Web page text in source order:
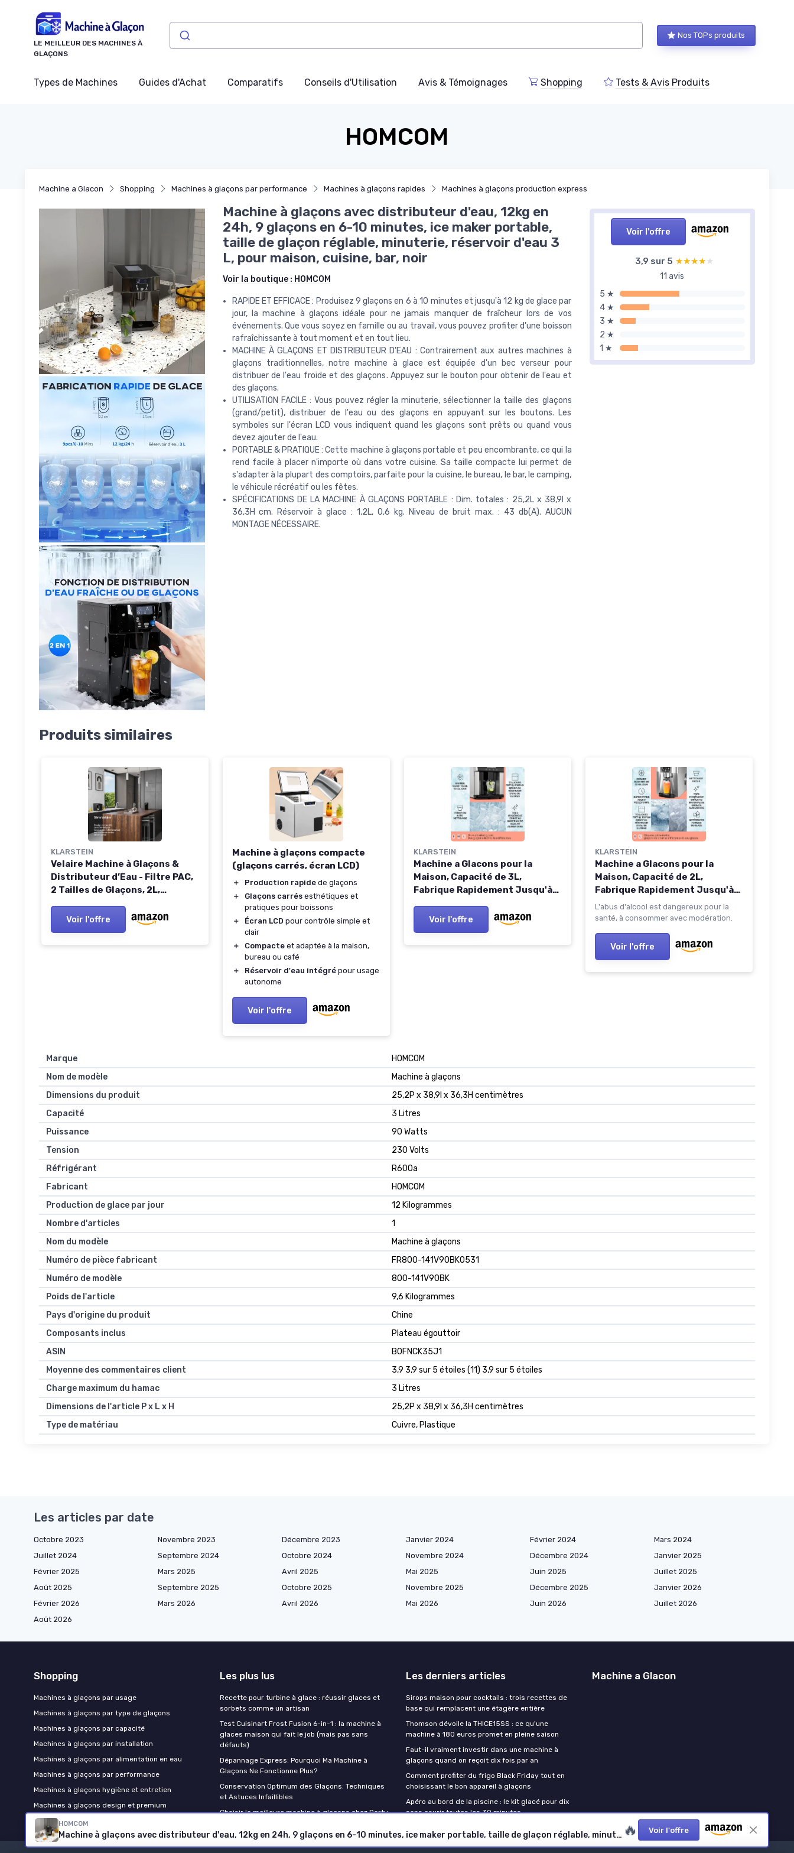
LE MEILLEUR DES MACHINES À
GLAÇONS
Nos TOPs produits
Types de Machines Guides d'Achat Comparatifs Conseils d'Utilisation Avis & Témoignages Shopping Tests & Avis Produits
HOMCOM
Machine a Glacon Shopping Machines à glaçons par performance Machines à glaçons rapides Machines à glaçons production express
Voir l'offre
3,9 sur 5 ★★★★★
★★★★★
11 avis
5 ★
4 ★
3 ★
2 ★
1 ★
Machine à glaçons avec distributeur d'eau, 12kg en
24h, 9 glaçons en 6-10 minutes, ice maker portable,
taille de glaçon réglable, minuterie, réservoir d'eau 3
L, pour maison, cuisine, bar, noir
Voir la boutique : HOMCOM
RAPIDE ET EFFICACE : Produisez 9 glaçons en 6 à 10 minutes et jusqu'à 12 kg de glace par
jour, la machine à glaçons idéale pour ne jamais manquer de fraîcheur lors de vos
événements. Que vous soyez en famille ou au travail, vous pouvez profiter d'une boisson
rafraîchissante à tout moment et en tout lieu.
MACHINE À GLAÇONS ET DISTRIBUTEUR D'EAU : Contrairement aux autres machines à
glaçons traditionnelles, notre machine à glace est équipée d'un bec verseur pour
distribuer de l'eau froide et des glaçons. Appuyez sur le bouton pour obtenir de l'eau et
des glaçons.
UTILISATION FACILE : Vous pouvez régler la minuterie, sélectionner la taille des glaçons
(grand/petit), distribuer de l'eau ou des glaçons en appuyant sur les boutons. Les
symboles sur l'écran LCD vous indiquent quand les glaçons sont prêts ou quand vous
devez ajouter de l'eau.
PORTABLE & PRATIQUE : Cette machine à glaçons portable et peu encombrante, ce qui la
rend facile à placer n'importe où dans votre cuisine. Sa taille compacte lui permet de
s'adapter à la plupart des comptoirs, parfaite pour la cuisine, le bureau, le bar, le camping,
le véhicule récréatif ou les fêtes.
SPÉCIFICATIONS DE LA MACHINE À GLAÇONS PORTABLE : Dim. totales : 25,2L x 38,9l x
36,3H cm. Réservoir à glace : 1,2L, 0,6 kg. Niveau de bruit max. : 43 db(A). AUCUN
MONTAGE NÉCESSAIRE.
Produits similaires
KLARSTEIN
Velaire Machine à Glaçons &
Distributeur d’Eau - Filtre PAC,
2 Tailles de Glaçons, 2L,
Alarme, Facile à Utiliser, Ice
Maker Distributeur d'eau et de
Voir l'offre
Machine à glaçons compacte
(glaçons carrés, écran LCD)
＋ Production rapide de glaçons
＋
Glaçons carrés esthétiques et
pratiques pour boissons
＋
Écran LCD pour contrôle simple et
clair
＋
Compacte et adaptée à la maison,
bureau ou café
＋
Réservoir d'eau intégré pour usage
autonome
Voir l'offre
KLARSTEIN
Machine a Glacons pour la
Maison, Capacité de 3L,
Fabrique Rapidement Jusqu'à
Glaçons de 3 Tailles en Forme
de Balles, Ice Maker avec
Voir l'offre
KLARSTEIN
Machine a Glacons pour la
Maison, Capacité de 2L,
Fabrique Rapidement Jusqu'à
12kg de Glacons, Alarmes de
Sécurité, Machine à Glaçons de
Distributeur Eau Froide Gris
L'abus d'alcool est dangereux pour la
santé, à consommer avec modération.
Voir l'offre
Marque
HOMCOM
Nom de modèle
Machine à glaçons
Dimensions du produit
25,2P x 38,9l x 36,3H centimètres
Capacité
3 Litres
Puissance
90 Watts
Tension
230 Volts
Réfrigérant
R600a
Fabricant
HOMCOM
Production de glace par jour
12 Kilogrammes
Nombre d'articles
1
Nom du modèle
Machine à glaçons
Numéro de pièce fabricant
FR800-141V90BK0531
Numéro de modèle
800-141V90BK
Poids de l'article
9,6 Kilogrammes
Pays d'origine du produit
Chine
Composants inclus
Plateau égouttoir
ASIN
B0FNCK35J1
Moyenne des commentaires client
3,9 3,9 sur 5 étoiles (11) 3,9 sur 5 étoiles
Charge maximum du hamac
3 Litres
Dimensions de l'article P x L x H
25,2P x 38,9l x 36,3H centimètres
Type de matériau
Cuivre, Plastique
HOMCOM
Machine à glaçons avec distributeur d'eau, 12kg en 24h, 9 glaçons en 6-10 minutes, ice maker portable, taille de glaçon réglable, minuterie, réservoir d'eau 3 L, pour maison, cuisine, bar, noir 🔥 Voir l'offre
Les articles par date
Octobre 2023 Novembre 2023 Décembre 2023 Janvier 2024 Février 2024
Mars 2024
Juillet 2024
Septembre 2024 Octobre 2024 Novembre 2024 Décembre 2024
Janvier 2025
Février 2025
Mars 2025 Avril 2025 Mai 2025 Juin 2025
Juillet 2025
Août 2025
Septembre 2025 Octobre 2025 Novembre 2025 Décembre 2025
Janvier 2026
Février 2026
Mars 2026 Avril 2026 Mai 2026 Juin 2026
Juillet 2026
Août 2026
Shopping
Machines à glaçons par usage
Machines à glaçons par type de glaçons
Machines à glaçons par capacité
Machines à glaçons par installation
Machines à glaçons par alimentation en eau
Machines à glaçons par performance
Machines à glaçons hygiène et entretien
Machines à glaçons design et premium
Les plus lus
Recette pour turbine à glace : réussir glaces et
sorbets comme un artisan
Test Cuisinart Frost Fusion 6-in-1 : la machine à
glaces maison qui fait le job (mais pas sans
défauts)
Dépannage Express: Pourquoi Ma Machine à
Glaçons Ne Fonctionne Plus?
Conservation Optimum des Glaçons: Techniques
et Astuces Infaillibles
Choisir la meilleure machine à glaçons chez Darty
Les derniers articles
Sirops maison pour cocktails : trois recettes de
base qui remplacent une étagère entière
Thomson dévoile la THICE15SS : ce qu'une
machine à 180 euros promet en pleine saison
Faut-il vraiment investir dans une machine à
glaçons quand on reçoit dix fois par an
Comment profiter du frigo Black Friday tout en
choisissant le bon appareil à glaçons
Apéro au bord de la piscine : le kit glacé pour dix
sans courir toutes les 30 minutes
Machine a Glacon